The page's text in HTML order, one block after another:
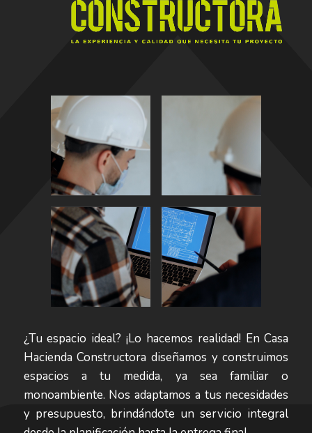
¿Tu espacio ideal? ¡Lo hacemos realidad! En Casa
Hacienda Constructora diseñamos y construimos
espacios a tu medida, ya sea familiar o
monoambiente. Nos adaptamos a tus necesidades
y presupuesto, brindándote un servicio integral